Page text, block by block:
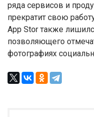
ряда сервисов и
прекратит свою
App Stor также
позволяющего
фотографиях